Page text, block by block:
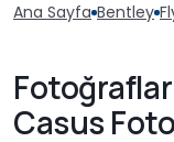
Ana Sayfa Bentley
Casus